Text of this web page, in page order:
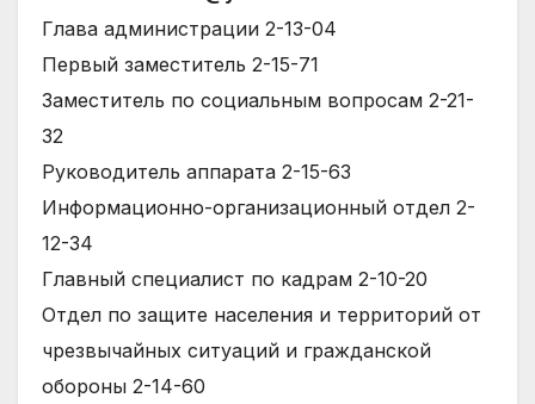
Глава администрации 2-13-04
Первый заместитель 2-15-71
Заместитель по социальным вопросам 2-21-
32
Руководитель аппарата 2-15-63
Информационно-организационный отдел 2-
12-34
Главный специалист по кадрам 2-10-20
Отдел по защите населения и территорий от
чрезвычайных ситуаций и гражданской
обороны 2-14-60